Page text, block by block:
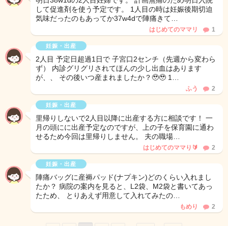
して促進剤を使う予定です。 1人目の時は妊娠後期切迫
気味だったのもあってか37w4dで陣痛きて…
はじめてのママリ 1
妊娠・出産
2人目 予定日超過1日で 子宮口2センチ（先週から変わら
ず） 内診グリグリされてほんの少し出血はあります
が、、 その後いつ産まれましたか？🥹🥹 1…
ふう 2
妊娠・出産
里帰りしないで2人目以降に出産する方に相談です！ 一
月の頭にに出産予定なのですが、上の子を保育園に通わ
せるため今回は里帰りしません。 夫の職場…
はじめてのママり🔰 2
妊娠・出産
陣痛バッグに産褥パッド(ナプキン)どのくらい入れまし
たか？ 病院の案内を見ると、L2袋、M2袋と書いてあっ
たため、 とりあえず用意して入れてみたの…
もめり 2